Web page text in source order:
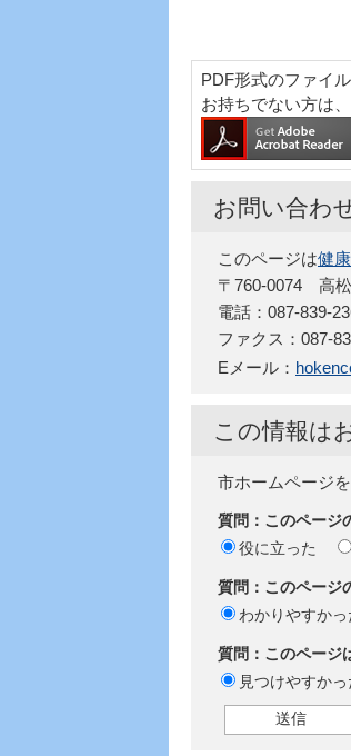
PDF形式のファイ
お持ちでない方は
お問い合わ
このページは健
〒760-0074 高
電話：087-839-
ファクス：087-
Eメール：
この情報は
市ホームページ
質問：このページ
役に立った
質問：このページ
わかりやすかっ
質問：このページ
見つけやすかっ